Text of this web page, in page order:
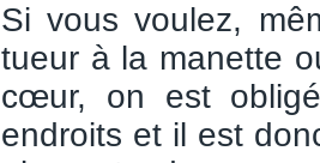
Si vous voulez,
tueur à la manette
cœur, on est
endroits et il est